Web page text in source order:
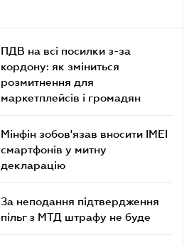
ПДВ на всі посилки з-за
кордону: як зміниться
розмитнення для
маркетплейсів і громадян
Мінфін зобов'язав вносити IMEI
смартфонів у митну
декларацію
За неподання підтвердження
пільг з МТД штрафу не буде